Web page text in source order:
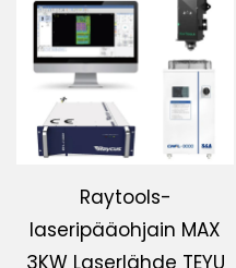
Raytools-
laseripääohjain MAX
3KW Laserlähde TEYU